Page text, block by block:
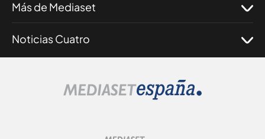
Más de Mediaset
Noticias Cuatro